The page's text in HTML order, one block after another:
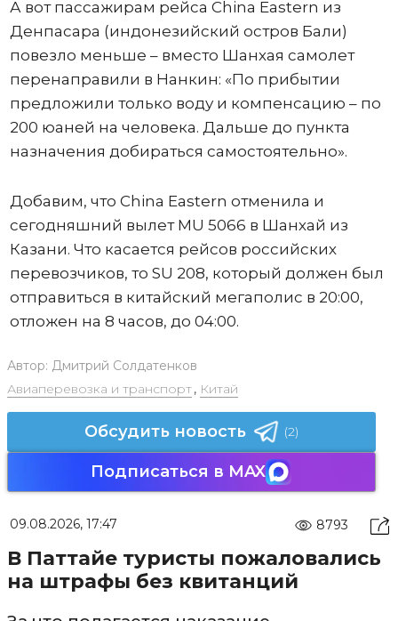
А вот пассажирам рейса China Eastern из
Денпасара (индонезийский остров Бали)
повезло меньше – вместо Шанхая самолет
перенаправили в Нанкин: «По прибытии
предложили только воду и компенсацию – по
200 юаней на человека. Дальше до пункта
назначения добираться самостоятельно».
Добавим, что China Eastern отменила и
сегодняшний вылет MU 5066 в Шанхай из
Казани. Что касается рейсов российских
перевозчиков, то SU 208, который должен был
отправиться в китайский мегаполис в 20:00,
отложен на 8 часов, до 04:00.
Автор: Дмитрий Солдатенков
Авиаперевозка и транспорт, Китай
Обсудить новость (2)
Подписаться в MAX
09.08.2026, 17:47 8793
В Паттайе туристы пожаловались
на штрафы без квитанций